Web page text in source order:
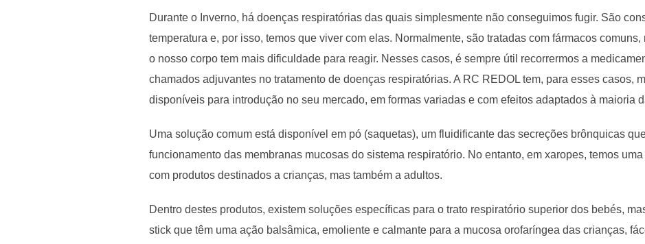
Durante o Inverno, há doenças respiratórias das quais simplesmente não conseguimos fugir. São
temperatura e, por isso, temos que viver com elas. Normalmente, são tratadas com fármacos
o nosso corpo tem mais dificuldade para reagir. Nesses casos, é sempre útil recorrermos a
chamados adjuvantes no tratamento de doenças respiratórias. A RC REDOL tem, para esses casos,
disponíveis para introdução no seu mercado, em formas variadas e com efeitos adaptados à maioria
Uma solução comum está disponível em pó (saquetas), um fluidificante das secreções brônquicas
funcionamento das membranas mucosas do sistema respiratório. No entanto, em xaropes, temos
com produtos destinados a crianças, mas também a adultos.
Dentro destes produtos, existem soluções específicas para o trato respiratório superior dos bebés,
stick que têm uma ação balsâmica, emoliente e calmante para a mucosa orofaríngea das crianças,